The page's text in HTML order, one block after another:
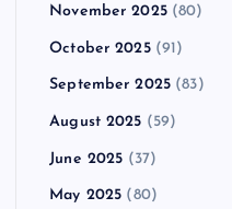
November 2025(80)
October 2025(91)
September 2025 (83)
August 2025 (59)
June 2025 (37)
May 2025 (80)